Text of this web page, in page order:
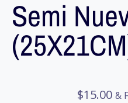
Semi
$15.00 &